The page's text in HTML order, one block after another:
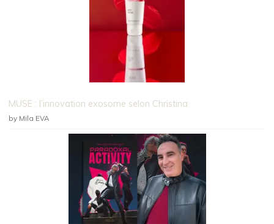
MUSE : l’innovation exosome selon Christina
by Mila EVA